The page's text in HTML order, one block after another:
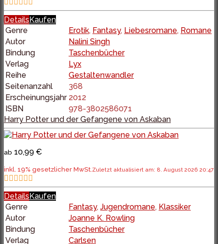
Details Kaufen
Genre
Erotik, Fantasy, Liebesromane, Romane
Autor
Nalini Singh
Bindung
Taschenbücher
Verlag
Lyx
Reihe
Gestaltenwandler
Seitenanzahl
368
Erscheinungsjahr 2012
ISBN
978-3802586071
Harry Potter und der Gefangene von Askaban
ab 10,99 €
inkl. 19% gesetzlicher MwSt.Zuletzt aktualisiert am: 8. August 2026 20:47
Details Kaufen
Genre
Fantasy, Jugendromane, Klassiker
Autor
Joanne K. Rowling
Bindung
Taschenbücher
Verlag
Carlsen